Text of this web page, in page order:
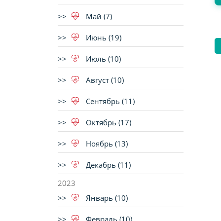
Май (7)
Июнь (19)
Июль (10)
Август (10)
Сентябрь (11)
Октябрь (17)
Ноябрь (13)
Декабрь (11)
2023
Январь (10)
Февраль (10)